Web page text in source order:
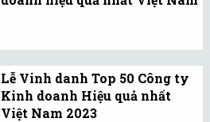
xếp thứ 6 (tăng 3 bậc so
với năm 2024) nhờ tăng
trưởng bền vững.
Lễ Vinh danh Top 50 Công ty
Kinh doanh Hiệu quả nhất
Việt Nam 2023